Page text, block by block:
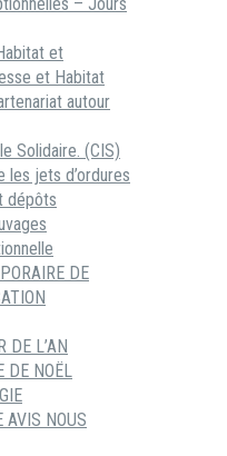
et
et Habitat
autour
Solidaire. (CIS)
les jets d’ordures
dépôts
DE
DE L’AN
DE NOËL
AVIS NOUS